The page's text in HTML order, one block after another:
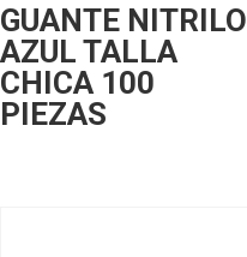
GUANTE NITRILO
AZUL TALLA
CHICA 100
PIEZAS